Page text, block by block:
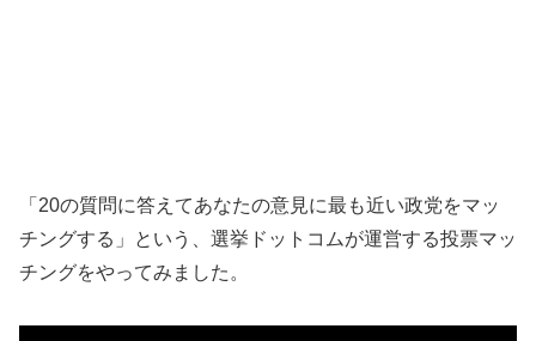
「 20の質問に答えてあなたの意見に最も近い政党をマッ
チングする」という、選挙ドットコムが運営する投票マッ
チングをやってみました。